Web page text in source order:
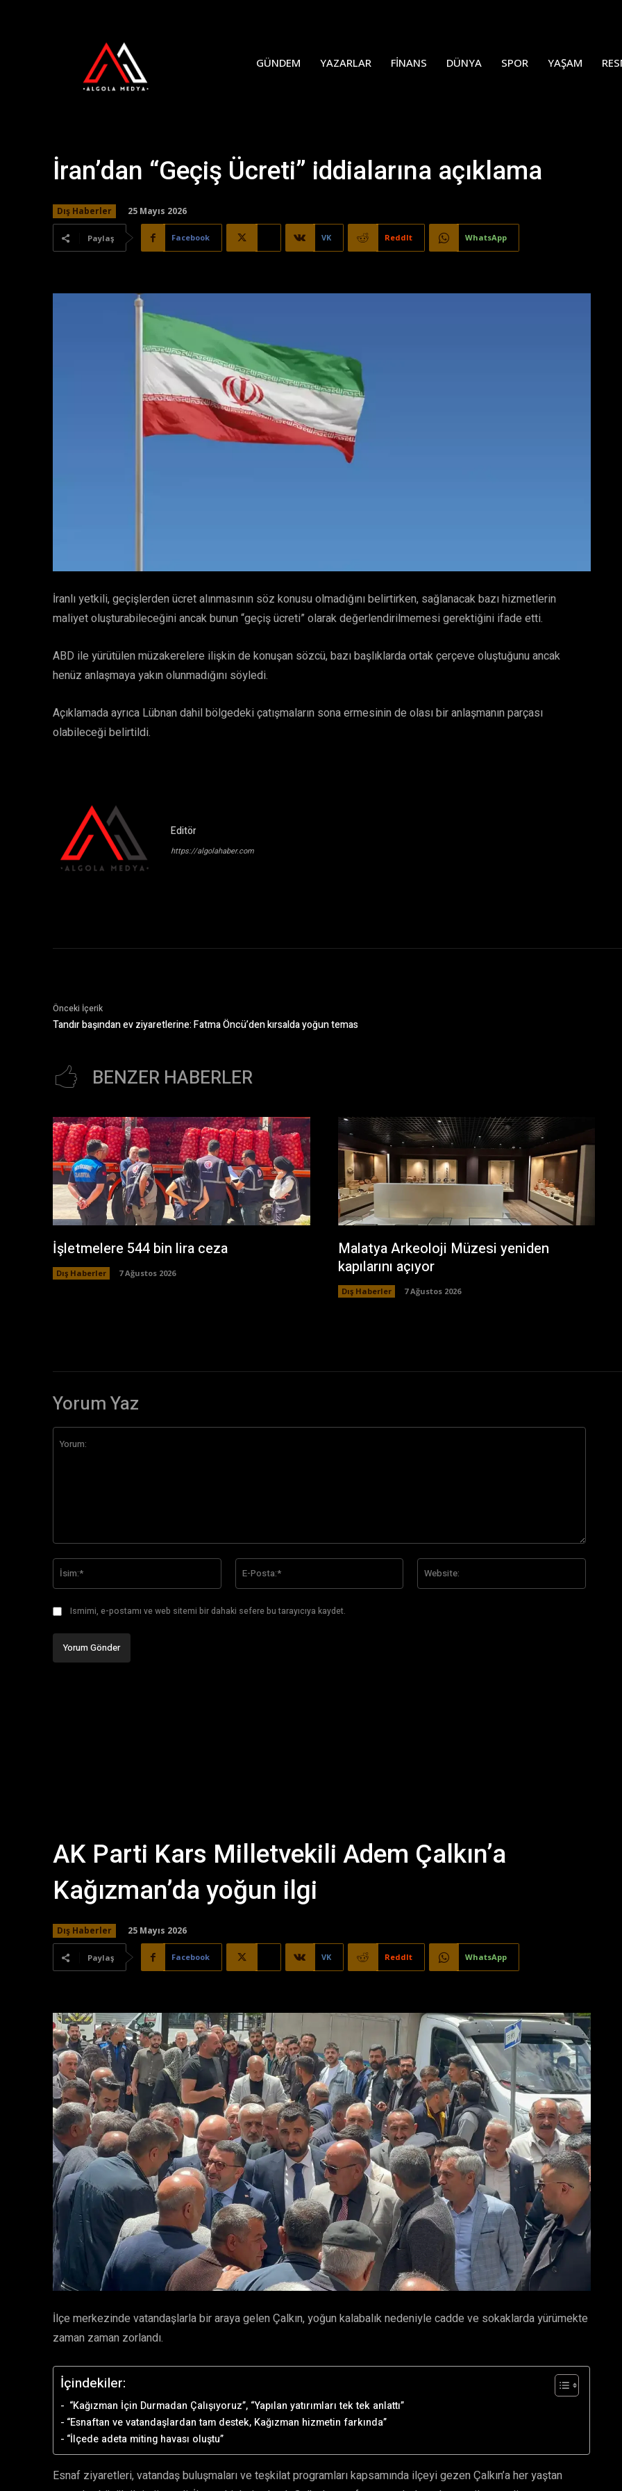
GÜNDEM YAZARLAR FINANS DÜNYA SPOR YAŞAM
İran’dan “Geçiş Ücreti” iddialarına açıklama
Dış Haberler 25 Mayıs 2026
Paylaş Facebook VK ReddIt WhatsApp
İranlı yetkili, geçişlerden ücret alınmasının söz konusu olmadığını belirtirken, sağlanacak bazı hizmetlerin
maliyet oluşturabileceğini ancak bunun “geçiş ücreti” olarak değerlendirilmemesi gerektiğini ifade etti.
ABD ile yürütülen müzakerelere ilişkin de konuşan sözcü, bazı başlıklarda ortak çerçeve oluştuğunu ancak
henüz anlaşmaya yakın olunmadığını söyledi.
Açıklamada ayrıca Lübnan dahil bölgedeki çatışmaların sona ermesinin de olası bir anlaşmanın parçası
olabileceği belirtildi.
Editör
https://algolahaber.com
Önceki İçerik
Tandır başından ev ziyaretlerine: Fatma Öncü’den kırsalda yoğun temas
BENZER HABERLER
İşletmelere 544 bin lira ceza
Dış Haberler 7 Ağustos 2026
Malatya Arkeoloji Müzesi yeniden
kapılarını açıyor
Dış Haberler 7 Ağustos 2026
Yorum Yaz
Posta:*
Ismimi, e-postamı ve web sitemi bir dahaki sefere bu tarayıcıya kaydet.